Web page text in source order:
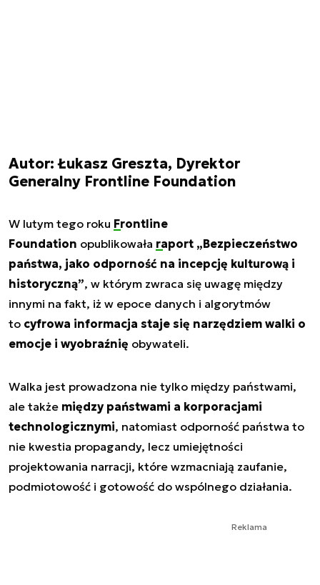
Autor: Łukasz Greszta, Dyrektor
Generalny Frontline Foundation
W lutym tego roku Frontline
Foundation opublikowała raport „Bezpieczeństwo
państwa, jako odporność na incepcję kulturową i
historyczną”, w którym zwraca się uwagę między
innymi na fakt, iż w epoce danych i algorytmów
to cyfrowa informacja staje się narzędziem walki o
emocje i wyobraźnię obywateli.
Walka jest prowadzona nie tylko między państwami,
ale także między państwami a korporacjami
technologicznymi, natomiast odporność państwa to
nie kwestia propagandy, lecz umiejętności
projektowania narracji, które wzmacniają zaufanie,
podmiotowość i gotowość do wspólnego działania.
Reklama